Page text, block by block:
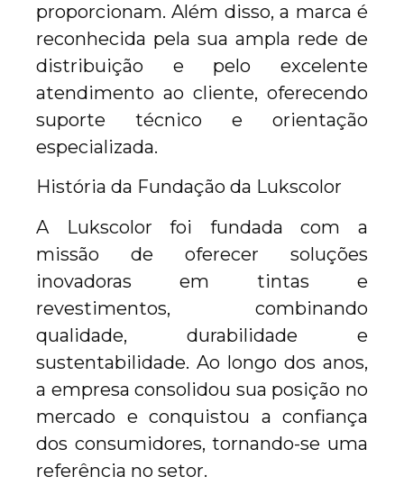
proporcionam. Além disso, a marca é
reconhecida pela sua ampla rede de
distribuição e pelo excelente
atendimento ao cliente, oferecendo
suporte técnico e orientação
especializada.
História da Fundação da Lukscolor
A Lukscolor foi fundada com a
missão de oferecer soluções
inovadoras em tintas e
revestimentos, combinando
qualidade, durabilidade e
sustentabilidade. Ao longo dos anos,
a empresa consolidou sua posição no
mercado e conquistou a confiança
dos consumidores, tornando-se uma
referência no setor.